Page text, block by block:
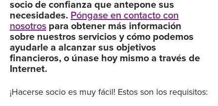
socio de confianza que antepone sus
necesidades. Póngase en contacto con
nosotros para obtener más información
sobre nuestros servicios y cómo podemos
ayudarle a alcanzar sus objetivos
financieros, o únase hoy mismo a través de
Internet.
¡Hacerse socio es muy fácil! Estos son los requisitos: